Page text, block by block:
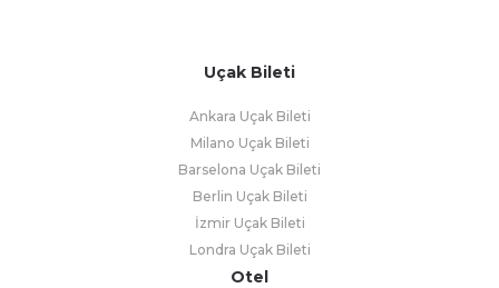
Uçak Bileti
Ankara Uçak Bileti
Milano Uçak Bileti
Barselona Uçak Bileti
Berlin Uçak Bileti
İzmir Uçak Bileti
Londra Uçak Bileti
Otel